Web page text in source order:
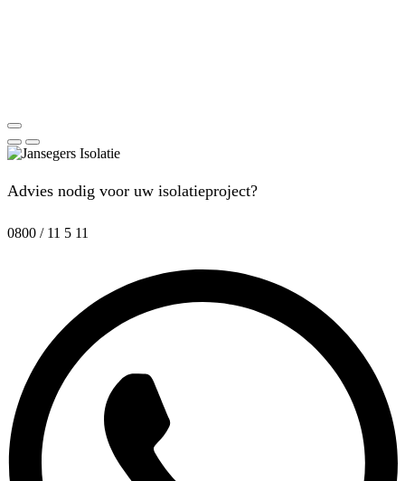
Advies nodig voor uw isolatieproject?
0800 / 11 5 11